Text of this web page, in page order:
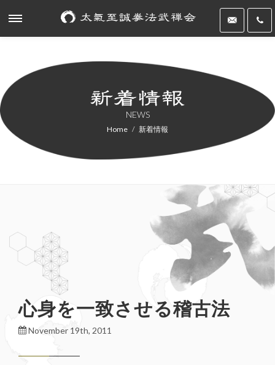
NEWS
Home 新着情報
心身を一致させる稽古法
November 19th, 2011